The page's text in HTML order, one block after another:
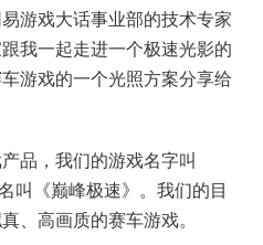
游戏大话事业部的技术专家
我一起走进一个极速光影的
游戏的一个光照方案分享给
品，我们的游戏名字叫
叫《巅峰极速》。我们的目
、高画质的赛车游戏。